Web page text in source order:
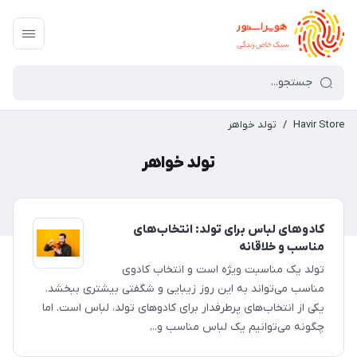
Havir Store
/ تولد خواهر
تولد خواهر
کادوهای لباس برای تولد: انتخاب‌های
مناسب و خلاقانه
تولد یک مناسبت ویژه است و انتخاب کادوی
مناسب می‌تواند به این روز زیبایی و شگفتی بیشتری ببخشد.
یکی از انتخاب‌های پرطرفدار برای کادوهای تولد، لباس است. اما
چگونه می‌توانیم یک لباس مناسب و...